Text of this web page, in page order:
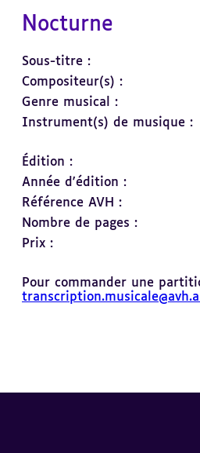
Nocturne
Sous-titre :
Compositeur(s) :
Genre musical :
Instrument(s) de musique :
Édition :
Année d'édition :
Référence AVH :
Nombre de pages :
Prix :
Pour commander une